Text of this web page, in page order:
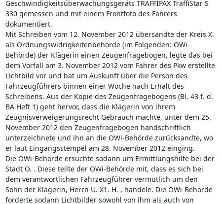
Geschwindigkeitsüberwachungsgeräts TRAFFIPAX TraffiStar S
330 gemessen und mit einem Frontfoto des Fahrers
dokumentiert.
Mit Schreiben vom 12. November 2012 übersandte der Kreis X.
als Ordnungswidrigkeitenbehörde (im Folgenden: OWi-
Behörde) der Klägerin einen Zeugenfragebogen, legte das bei
dem Vorfall am 3. November 2012 vom Fahrer des Pkw erstellte
Lichtbild vor und bat um Auskunft über die Person des
Fahrzeugführers binnen einer Woche nach Erhalt des
Schreibens. Aus der Kopie des Zeugenfragebogens (Bl. 43 f. d.
BA Heft 1) geht hervor, dass die Klägerin von ihrem
Zeugnisverweigerungsrecht Gebrauch machte, unter dem 25.
November 2012 den Zeugenfragebogen handschriftlich
unterzeichnete und ihn an die OWi-Behörde zurücksandte, wo
er laut Eingangsstempel am 28. November 2012 einging.
Die OWi-Behörde ersuchte sodann um Ermittlungshilfe bei der
Stadt O. . Diese teilte der OWi-Behörde mit, dass es sich bei
dem verantwortlichen Fahrzeugführer vermutlich um den
Sohn der Klägerin, Herrn U. X1. H. , handele. Die OWi-Behörde
forderte sodann Lichtbilder sowohl von ihm als auch von